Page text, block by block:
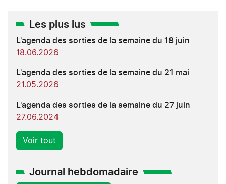
Les plus lus
L'agenda des sorties de la semaine du 18 juin
18.06.2026
L'agenda des sorties de la semaine du 21 mai
21.05.2026
L'agenda des sorties de la semaine du 27 juin
27.06.2024
Voir tout
Journal hebdomadaire